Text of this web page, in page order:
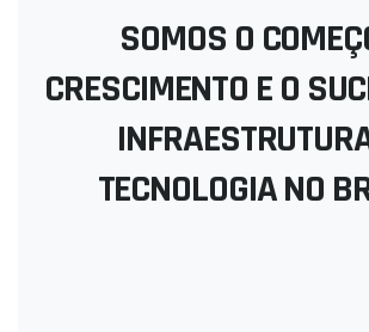
SOMOS O
CRESCIMENTO E O
TECNOLOGIA NO